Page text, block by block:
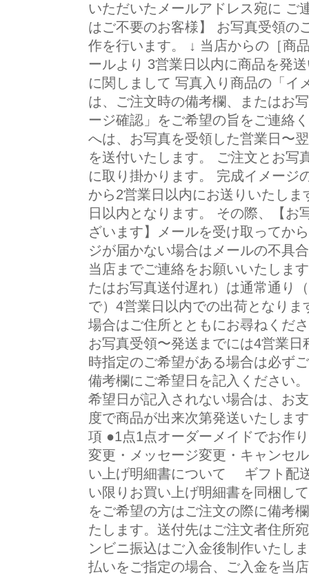
いただいたメールアドレス宛に ご
はご不要のお客様】 お写真受領の
作を行います。 ↓ 当店からの［商
ールより 3営業日以内に商品を発
に関しまして 写真入り商品の「イ
は、ご注文時の備考欄、またはお
ージ確認」をご希望の旨をご連絡
へは、お写真を受領した営業日〜
を送付いたします。 ご注文とお写
に取り掛かります。 完成イメージ
から2営業日以内にお送りいたし
日以内となります。 その際、【お
ざいます】メールを受け取ってか
ジが届かない場合はメールの不具
当店までご連絡をお願いいたしま
たはお写真送付遅れ）は通常通り
で）4営業日以内での出荷となり
場合はご住所とともにお尋ねくだ
お写真受領〜発送までには4営業
時指定のご希望がある場合は必ず
備考欄にご希望日を記入ください
希望日が記入されない場合は、お
度で商品が出来次第発送いたしま
項 ●1点1点オーダーメイドでお作
変更・メッセージ変更・キャンセ
い上げ明細書について ギフト配
い限りお買い上げ明細書を同梱
をご希望の方はご注文の際に備考
たします。送付先はご注文者住所
ンビニ振込はご入金後制作いたし
払いをご指定の場合、ご入金を当